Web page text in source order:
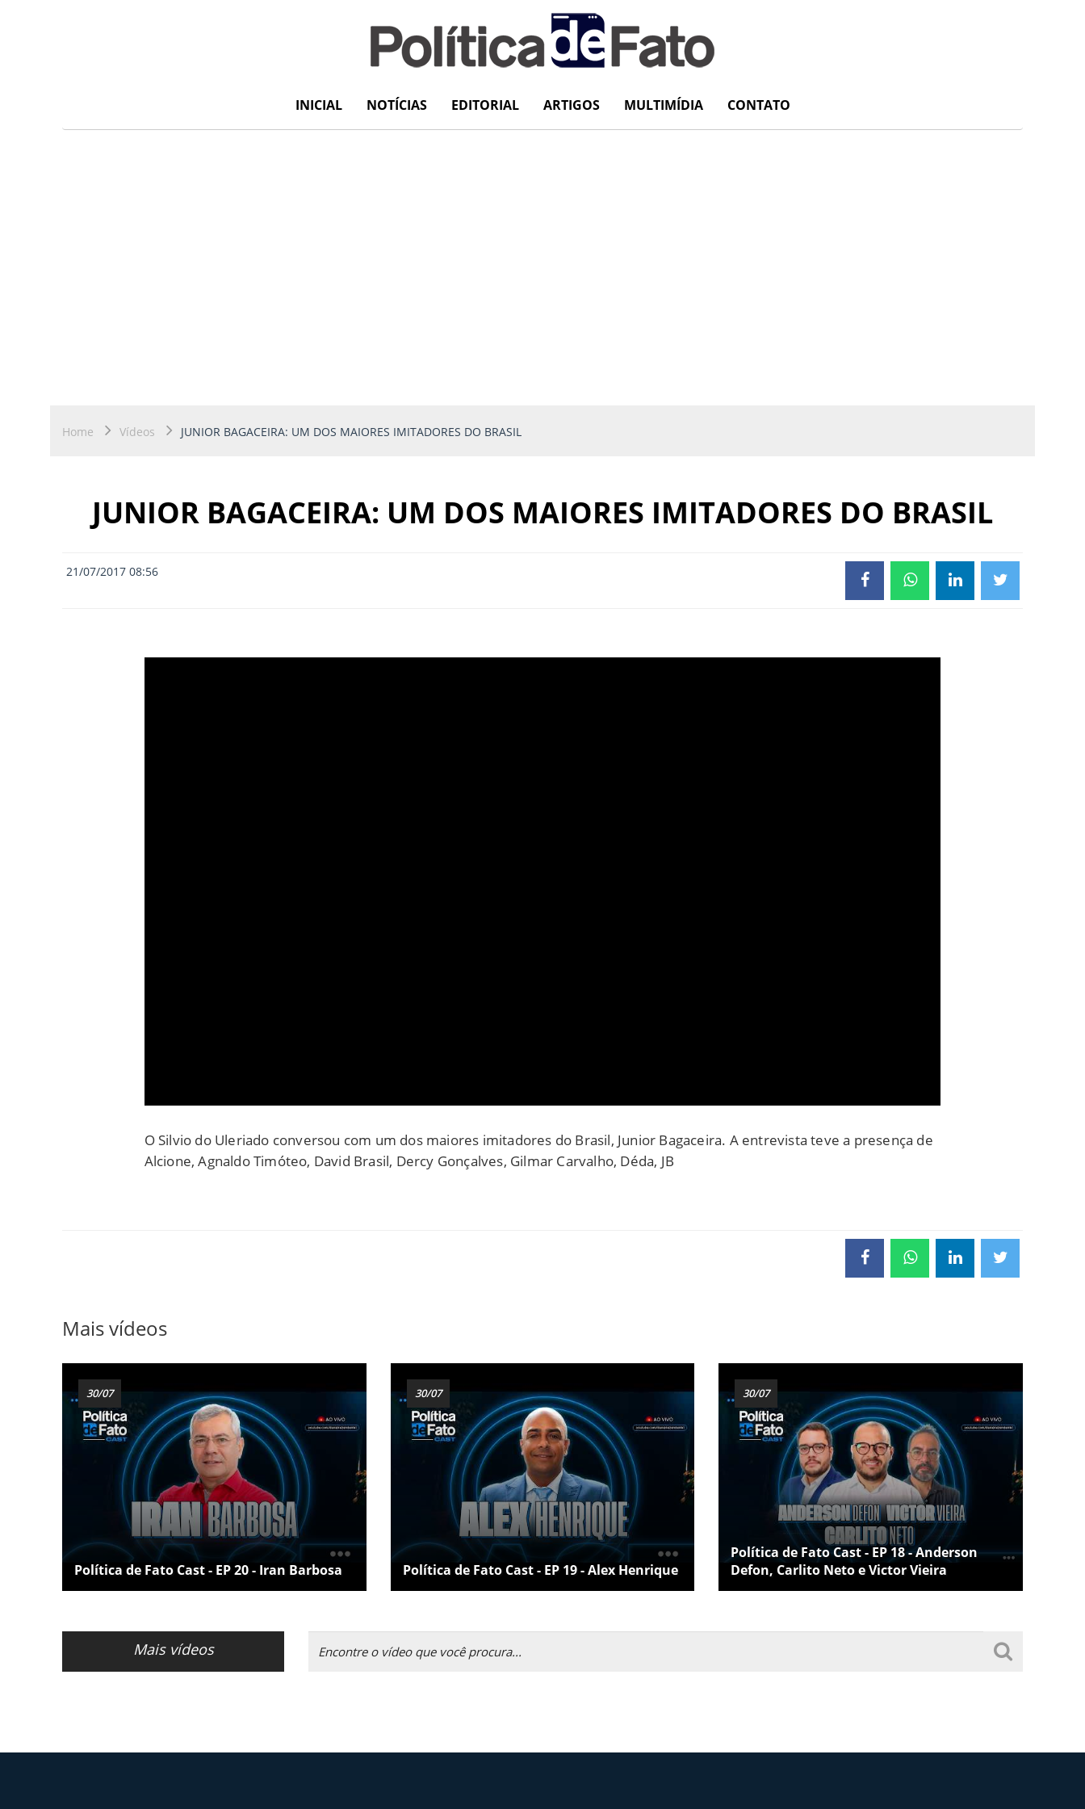
INICIAL NOTÍCIAS EDITORIAL ARTIGOS MULTIMÍDIA CONTATO
Home Vídeos JUNIOR BAGACEIRA: UM DOS MAIORES IMITADORES DO BRASIL
JUNIOR BAGACEIRA: UM DOS MAIORES IMITADORES DO BRASIL
21/07/2017 08:56
O Silvio do Uleriado conversou com um dos maiores imitadores do Brasil, Junior Bagaceira. A entrevista teve a presença de
Alcione, Agnaldo Timóteo, David Brasil, Dercy Gonçalves, Gilmar Carvalho, Déda, JB
Mais vídeos
30/07
Política de Fato Cast - EP 20 - Iran Barbosa
30/07
Política de Fato Cast - EP 19 - Alex Henrique
30/07
Política de Fato Cast - EP 18 - Anderson
Defon, Carlito Neto e Victor Vieira
Mais vídeos